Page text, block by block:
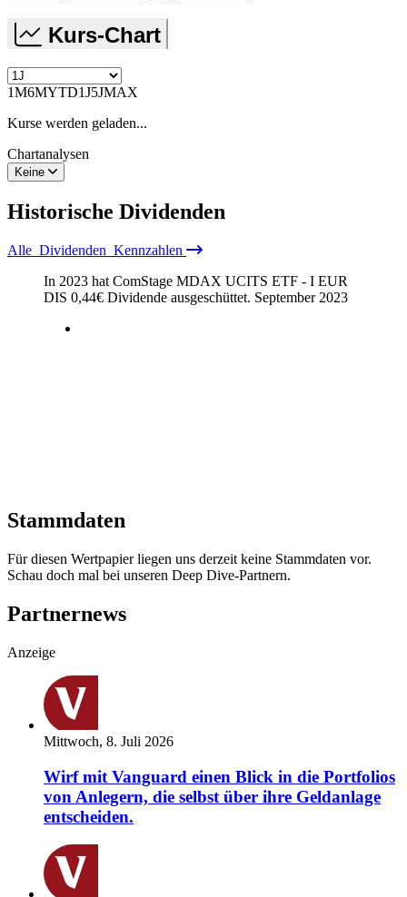
Kurs-Chart
1M6MYTD1J5JMAX
Kurse werden geladen...
Chartanalysen
Keine
Historische Dividenden
Alle Dividenden Kennzahlen
In 2023 hat ComStage MDAX UCITS ETF - I EUR
DIS 0,44€ Dividende ausgeschüttet. September 2023
Stammdaten
Für diesen Wertpapier liegen uns derzeit keine Stammdaten vor.
Schau doch mal bei unseren Deep Dive-Partnern.
Partnernews
Anzeige
Mittwoch, 8. Juli 2026
Wirf mit Vanguard einen Blick in die Portfolios
von Anlegern, die selbst über ihre Geldanlage
entscheiden.